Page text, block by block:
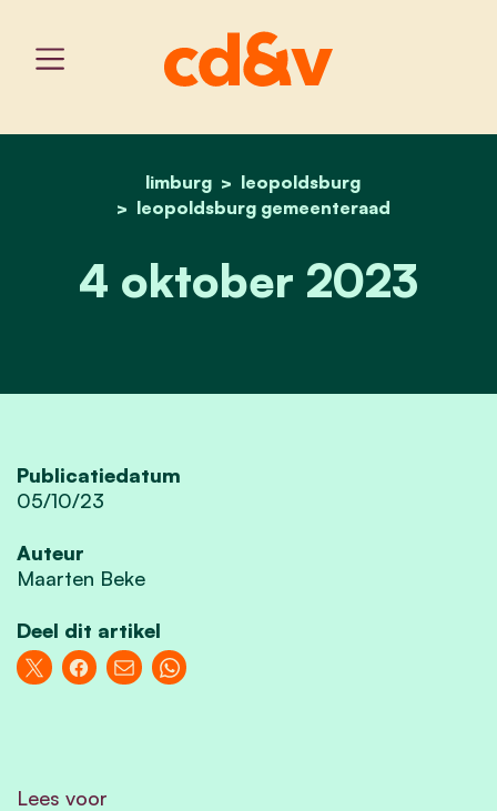
home
limburg
leopoldsburg
leopoldsburg gemeenteraad
4 oktober 2023
4 oktober 2023
Publicatiedatum
05/10/23
Auteur
Maarten Beke
Deel dit artikel
Lees voor